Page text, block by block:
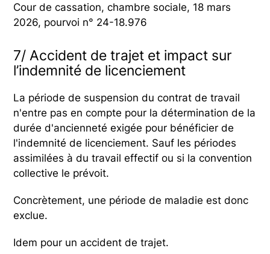
Cour de cassation, chambre sociale, 18 mars
2026, pourvoi n° 24-18.976
7/ Accident de trajet et impact sur
l’indemnité de licenciement
La période de suspension du contrat de travail
n'entre pas en compte pour la détermination de la
durée d'ancienneté exigée pour bénéficier de
l'indemnité de licenciement. Sauf les périodes
assimilées à du travail effectif ou si la convention
collective le prévoit.
Concrètement, une période de maladie est donc
exclue.
Idem pour un accident de trajet.